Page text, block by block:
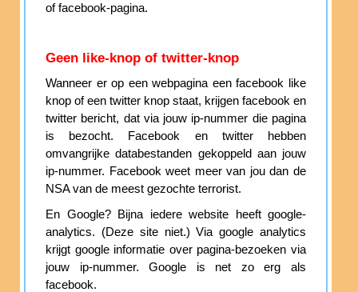
of facebook-pagina.
Geen like-knop of twitter-knop
Wanneer er op een webpagina een facebook like
knop of een twitter knop staat, krijgen facebook en
twitter bericht, dat via jouw ip-nummer die pagina
is bezocht. Facebook en twitter hebben
omvangrijke databestanden gekoppeld aan jouw
ip-nummer. Facebook weet meer van jou dan de
NSA van de meest gezochte terrorist.
En Google? Bijna iedere website heeft google-
analytics. (Deze site niet.) Via google analytics
krijgt google informatie over pagina-bezoeken via
jouw ip-nummer. Google is net zo erg als
facebook.